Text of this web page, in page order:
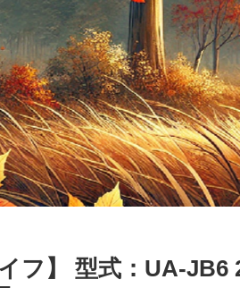
フ】 型式：UA-